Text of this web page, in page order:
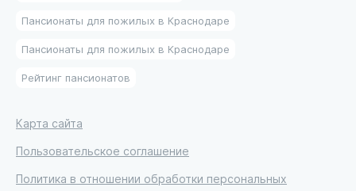
Пансионаты для пожилых в Краснодаре
Пансионаты для пожилых в Краснодаре
Рейтинг пансионатов
Карта сайта
Пользовательское соглашение
Политика в отношении обработки персональных